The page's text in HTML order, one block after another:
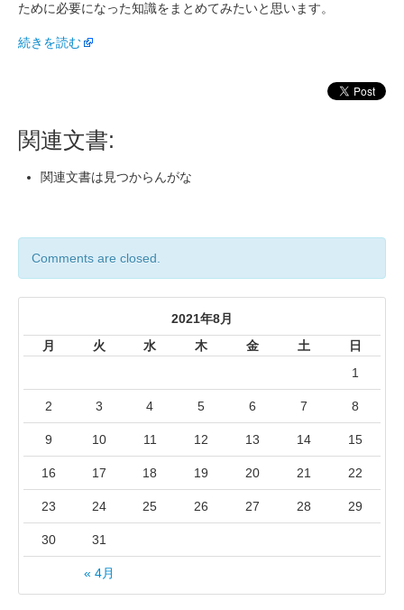
ために必要になった知識をまとめてみたいと思います。
続きを読む
関連文書:
関連文書は見つからんがな
Comments are closed.
2021年8月
月
火 水 木 金 土 日
« 4月
1
2 3 4 5 6 7 8
9 10 11 12 13 14 15
16 17 18 19 20 21 22
23 24 25 26 27 28 29
30 31